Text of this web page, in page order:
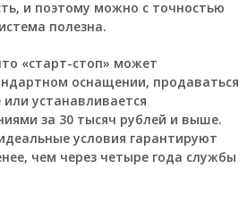
и поэтому можно с точностью
полезна.
«старт-стоп» может
оснащении, продаваться
устанавливается
за 30 тысяч рублей и выше.
условия гарантируют
чем через четыре года службы